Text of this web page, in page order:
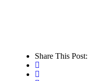
Share This Post: